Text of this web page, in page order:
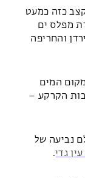
כזה כמעט
מפלס ים
והחריפה
המים
הקרקע –
נביעה של
גדי.